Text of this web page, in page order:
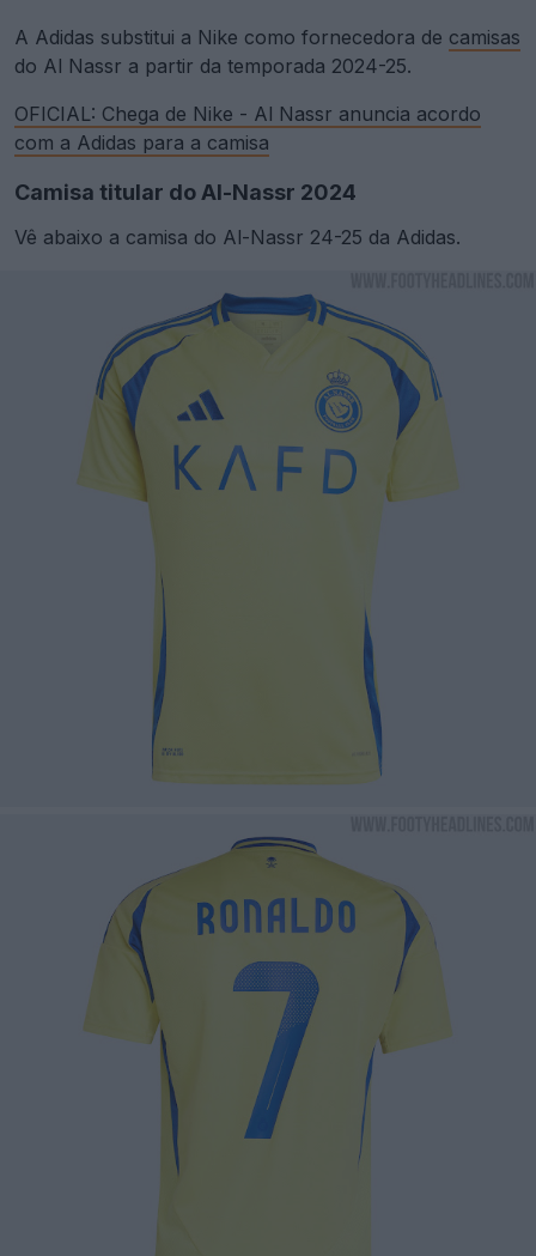
A Adidas substitui a Nike como fornecedora de camisas
do Al Nassr a partir da temporada 2024-25.
OFICIAL: Chega de Nike - Al Nassr anuncia acordo
com a Adidas para a camisa
Camisa titular do Al-Nassr 2024
Vê abaixo a camisa do Al-Nassr 24-25 da Adidas.